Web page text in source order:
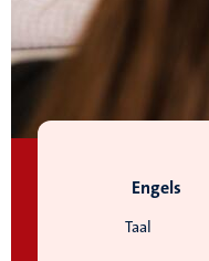
Taal
Engels